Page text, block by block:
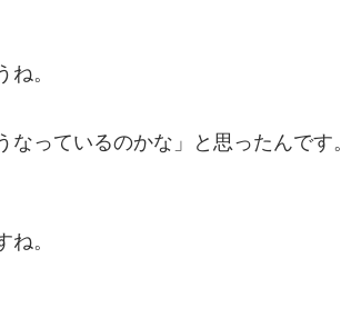
。
っているのかな」と思ったんです。
。